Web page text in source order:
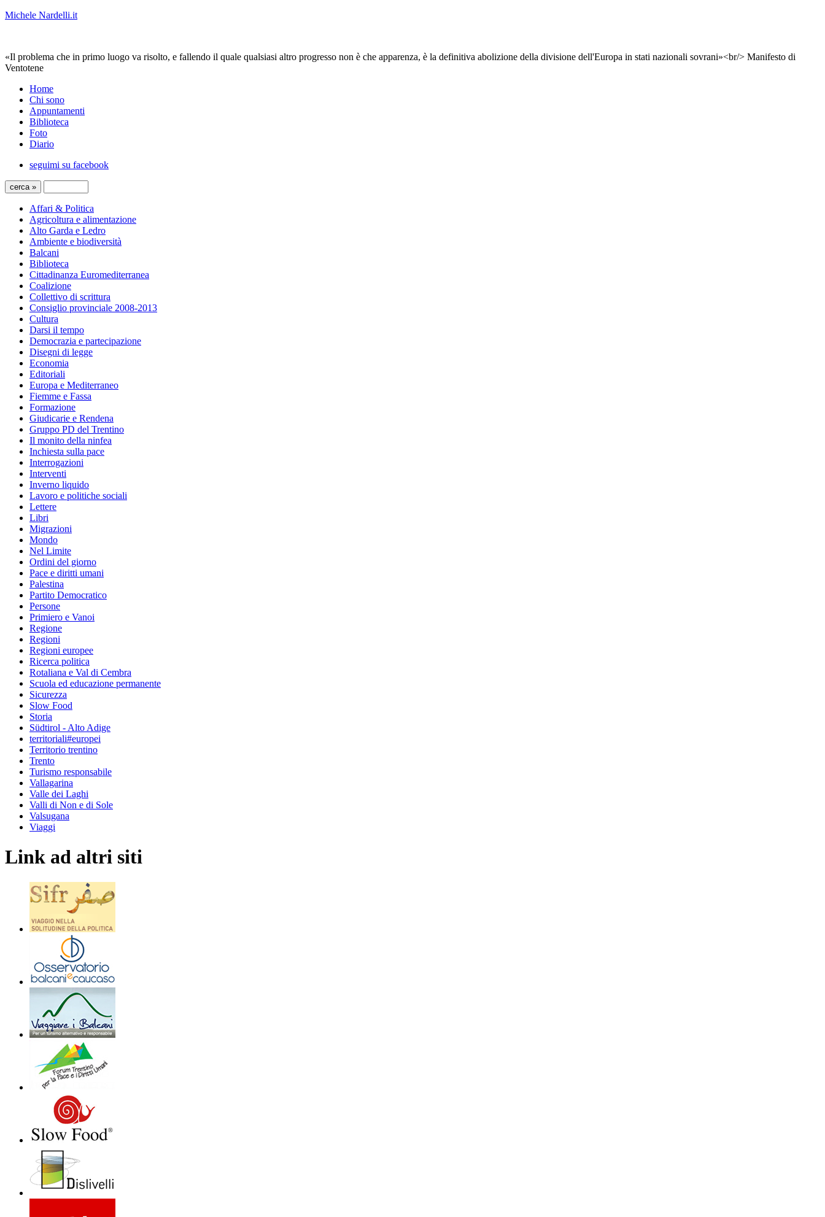
Michele Nardelli.it
«Il problema che in primo luogo va risolto, e fallendo il quale qualsiasi altro progresso non è che apparenza, è la definitiva abolizione della divisione dell'Europa in stati nazionali sovrani»<br/> Manifesto di
Ventotene
Home
Chi sono
Appuntamenti
Biblioteca
Foto
Diario
seguimi su facebook
Affari & Politica
Agricoltura e alimentazione
Alto Garda e Ledro
Ambiente e biodiversità
Balcani
Biblioteca
Cittadinanza Euromediterranea
Coalizione
Collettivo di scrittura
Consiglio provinciale 2008-2013
Cultura
Darsi il tempo
Democrazia e partecipazione
Disegni di legge
Economia
Editoriali
Europa e Mediterraneo
Fiemme e Fassa
Formazione
Giudicarie e Rendena
Gruppo PD del Trentino
Il monito della ninfea
Inchiesta sulla pace
Interrogazioni
Interventi
Inverno liquido
Lavoro e politiche sociali
Lettere
Libri
Migrazioni
Mondo
Nel Limite
Ordini del giorno
Pace e diritti umani
Palestina
Partito Democratico
Persone
Primiero e Vanoi
Regione
Regioni
Regioni europee
Ricerca politica
Rotaliana e Val di Cembra
Scuola ed educazione permanente
Sicurezza
Slow Food
Storia
Südtirol - Alto Adige
territoriali#europei
Territorio trentino
Trento
Turismo responsabile
Vallagarina
Valle dei Laghi
Valli di Non e di Sole
Valsugana
Viaggi
Link ad altri siti